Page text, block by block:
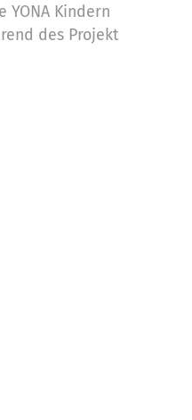
YONA Kindern
des Projekt